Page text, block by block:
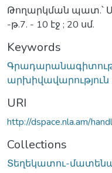
Թողարկման պատ.՝
-թ.7. - 10 էջ ; 20 սմ.
Keywords
արխիվավարություն
URI
http://dspace.nla.am/
Collections
Տեղեկատու-